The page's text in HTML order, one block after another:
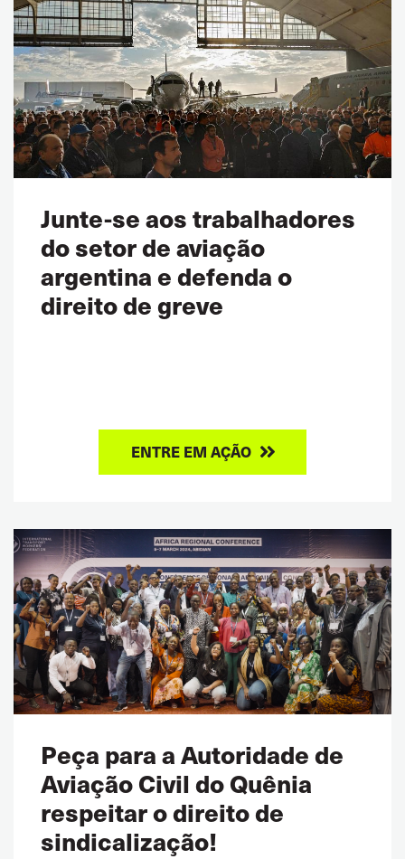
Junte-se aos trabalhadores
do setor de aviação
argentina e defenda o
direito de greve
ENTRE EM AÇÃO
Peça para a Autoridade de
Aviação Civil do Quênia
respeitar o direito de
sindicalização!